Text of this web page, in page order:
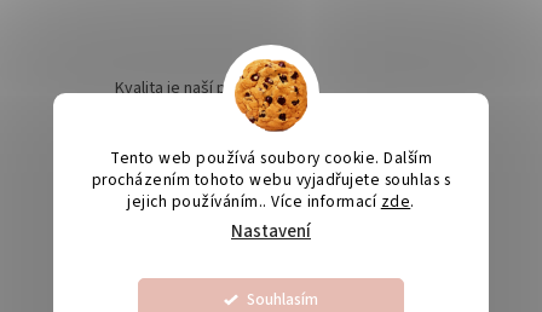
Tento web používá soubory cookie. Dalším
procházením tohoto webu vyjadřujete souhlas s
jejich používáním.. Více informací zde.
Nastavení
Souhlasím
Kvalita je naší prioritou
Odesíláme na Slovensko
Výroba svatebních oznámení 5-10 dnů